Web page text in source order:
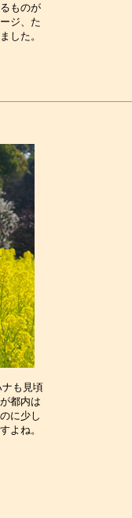
ものが
ジ、た
も見頃
都内は
に少し
よね。